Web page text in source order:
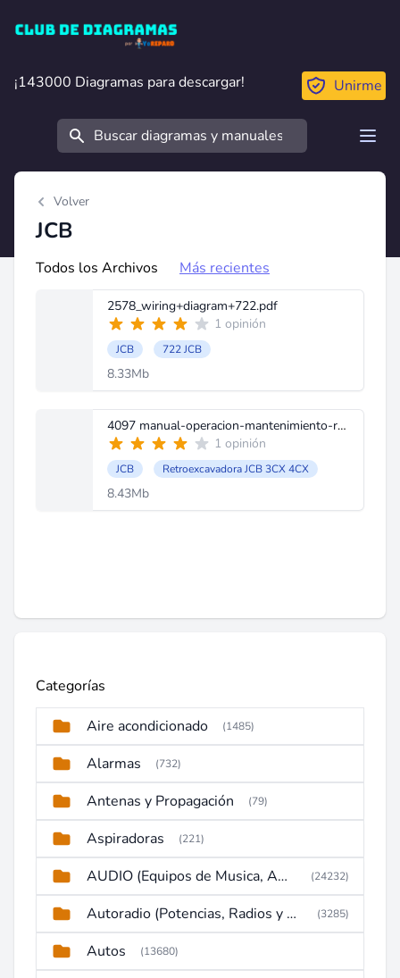
Club de Diagramas
¡143000 Diagramas para descargar!
¡143000 Diagramas para descargar! Unirme
Buscar
Volver
JCB
Todos los Archivos Más recientes
2578_wiring+diagram+722.pdf
1 opinión
JCB 722 JCB
8.33Mb
4097 manual-operacion-mantenimiento-retroexcavadora-3cx-4cx-jcb.pdf
1 opinión
JCB Retroexcavadora JCB 3CX 4CX
8.43Mb
Categorías
Aire acondicionado (1485)
Alarmas (732)
Antenas y Propagación (79)
Aspiradoras (221)
AUDIO (Equipos de Musica, Amplificadores, Reproductores, Etc) (24232)
Autoradio (Potencias, Radios y DVD) (3285)
Autos (13680)